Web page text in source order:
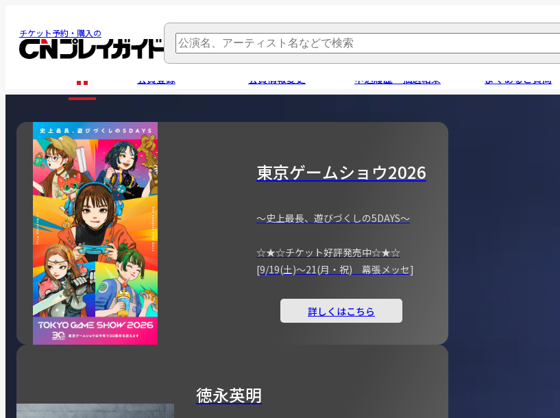
チケット予約・購入の
会員登録 会員情報変更 申込履歴・抽選結果 よくあるご質問
東京ゲームショウ2026
～史上最長、遊びづくしの5DAYS～
☆★☆チケット好評発売中☆★☆
[9/19(土)～21(月・祝) 幕張メッセ]
詳しくはこちら
徳永英明